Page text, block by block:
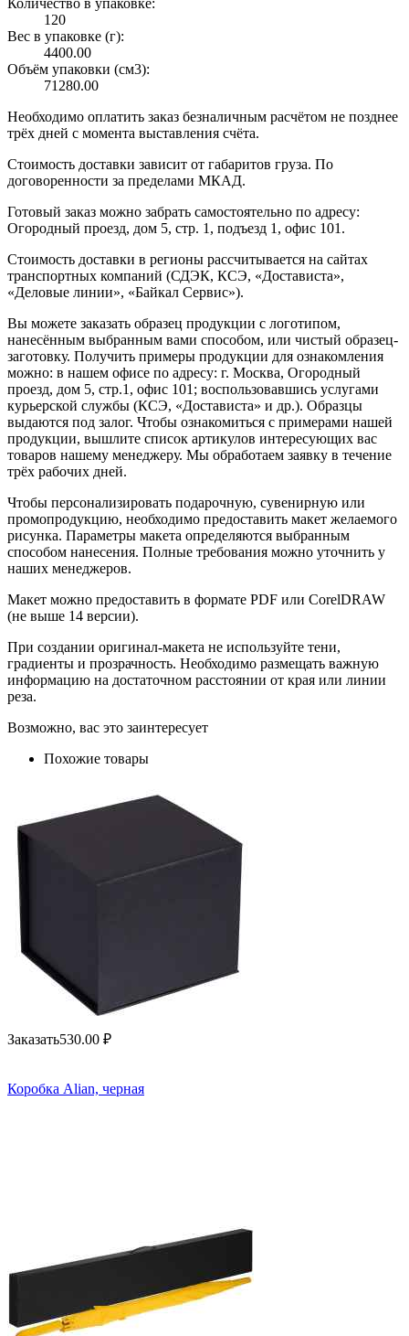
120
Вес в упаковке (г):
4400.00
Объём упаковки (см3):
71280.00
Необходимо оплатить заказ безналичным расчётом не позднее
трёх дней с момента выставления счёта.
Стоимость доставки зависит от габаритов груза. По
договоренности за пределами МКАД.
Готовый заказ можно забрать самостоятельно по адресу:
Огородный проезд, дом 5, стр. 1, подъезд 1, офис 101.
Стоимость доставки в регионы рассчитывается на сайтах
транспортных компаний (СДЭК, КСЭ, «Достависта»,
«Деловые линии», «Байкал Сервис»).
Вы можете заказать образец продукции с логотипом,
нанесённым выбранным вами способом, или чистый образец-
заготовку. Получить примеры продукции для ознакомления
можно: в нашем офисе по адресу: г. Москва, Огородный
проезд, дом 5, стр.1, офис 101; воспользовавшись услугами
курьерской службы (КСЭ, «Достависта» и др.). Образцы
выдаются под залог. Чтобы ознакомиться с примерами нашей
продукции, вышлите список артикулов интересующих вас
товаров нашему менеджеру. Мы обработаем заявку в течение
трёх рабочих дней.
Чтобы персонализировать подарочную, сувенирную или
промопродукцию, необходимо предоставить макет желаемого
рисунка. Параметры макета определяются выбранным
способом нанесения. Полные требования можно уточнить у
наших менеджеров.
Макет можно предоставить в формате PDF или CorelDRAW
(не выше 14 версии).
При создании оригинал-макета не используйте тени,
градиенты и прозрачность. Необходимо размещать важную
информацию на достаточном расстоянии от края или линии
реза.
Возможно, вас это заинтересует
Похожие товары
Заказать530.00 ₽
Коробка Alian, черная